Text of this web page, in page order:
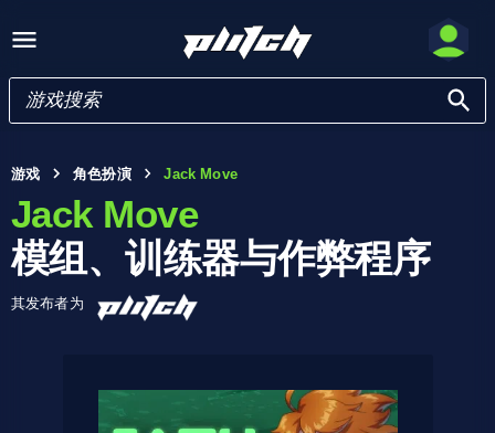
游戏 角色扮演 Jack Move
Jack Move
模组、训练器与作弊程序
其发布者为